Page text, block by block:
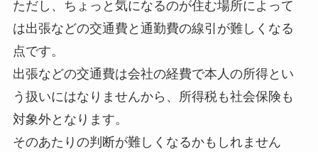
ただし、ちょっと気になるのが住む場所によって
は出張などの交通費と通勤費の線引が難しくなる
点です。
出張などの交通費は会社の経費で本人の所得とい
う扱いにはなりませんから、所得税も社会保険も
対象外となります。
そのあたりの判断が難しくなるかもしれません